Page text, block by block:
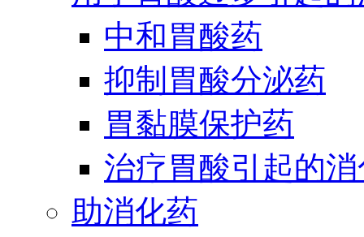
中和胃酸药
抑制胃酸分泌药
胃黏膜保护药
治疗胃酸引起的
助消化药